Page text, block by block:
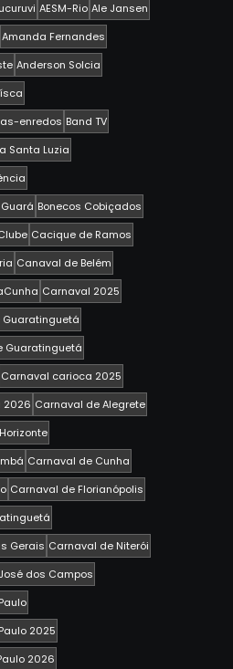
AESM-Rio Ale Jansen
Amanda Fernandes
Anderson Solcia
enredos Band TV
Santa Luzia
Bonecos Cobiçados
Cacique de Ramos
Canaval de Belém
Carnaval 2025
Guaratinguetá
Carnaval carioca 2025
2026 Carnaval de Alegrete
Carnaval de Cunha
Carnaval de Florianópolis
Gerais Carnaval de Niterói
dos Campos
2025
2026